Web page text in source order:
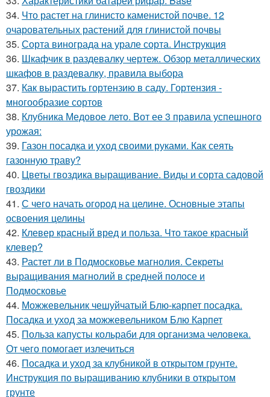
34. Что растет на глинисто каменистой почве. 12
очаровательных растений для глинистой почвы
35. Сорта винограда на урале сорта. Инструкция
36. Шкафчик в раздевалку чертеж. Обзор металлических
шкафов в раздевалку, правила выбора
37. Как вырастить гортензию в саду. Гортензия -
многообразие сортов
38. Клубника Медовое лето. Вот ее 3 правила успешного
урожая:
39. Газон посадка и уход своими руками. Как сеять
газонную траву?
40. Цветы гвоздика выращивание. Виды и сорта садовой
гвоздики
41. С чего начать огород на целине. Основные этапы
освоения целины
42. Клевер красный вред и польза. Что такое красный
клевер?
43. Растет ли в Подмосковье магнолия. Секреты
выращивания магнолий в средней полосе и
Подмосковье
44. Можжевельник чешуйчатый Блю-карпет посадка.
Посадка и уход за можжевельником Блю Карпет
45. Польза капусты кольраби для организма человека.
От чего помогает излечиться
46. Посадка и уход за клубникой в открытом грунте.
Инструкция по выращиванию клубники в открытом
грунте